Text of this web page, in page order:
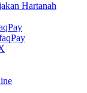
Hartanah